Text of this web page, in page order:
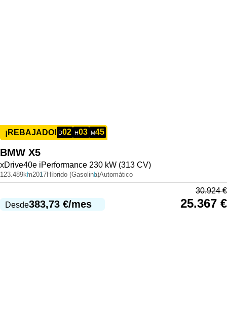
¡REBAJADO! D02 H03 M45
BMW X5
xDrive40e iPerformance 230 kW (313 CV)
123.489km2017Híbrido (Gasolina)Automático
Desde383,73 €/mes
30.924€
25.367 €